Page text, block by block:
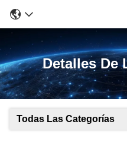
Detalles De
Todas Las Categorías